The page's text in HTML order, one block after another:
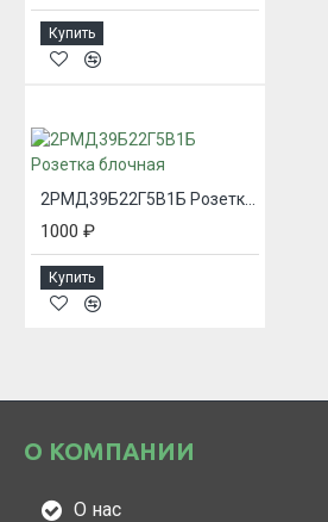
Купить
2РМД39Б22Г5В1Б Розетка блочная
1000 ₽
Купить
О КОМПАНИИ
О нас